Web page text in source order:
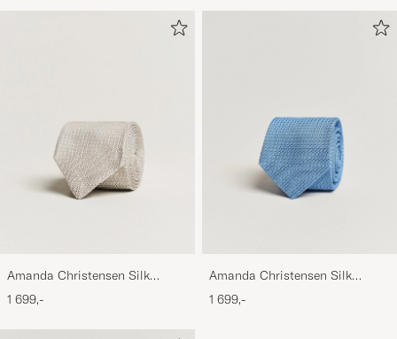
Amanda Christensen Silk
Grenadine 8 cm Tie Beige
1 699,-
Amanda Christensen Silk
Grenadine 8 cm Tie Sky Blue
1 699,-